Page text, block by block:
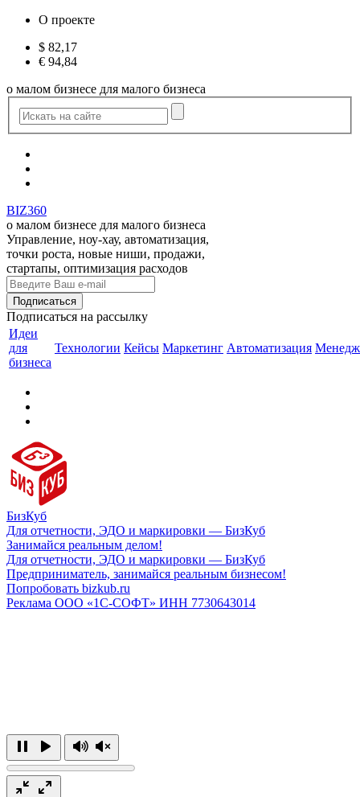
О проекте
$ 82,17
€ 94,84
о малом бизнесе для малого бизнеса
BIZ360
о малом бизнесе для малого бизнеса
Управление, ноу-хау, автоматизация,
точки роста, новые ниши, продажи,
стартапы, оптимизация расходов
Подписаться на рассылку
Идеи
для
бизнеса
Технологии Кейсы Маркетинг Автоматизация
БизКуб
Для отчетности, ЭДО и маркировки — БизКуб
Занимайся реальным делом!
Для отчетности, ЭДО и маркировки — БизКуб
Предприниматель, занимайся реальным бизнесом!
Попробовать bizkub.ru
Реклама ООО «1С-СОФТ» ИНН 7730643014